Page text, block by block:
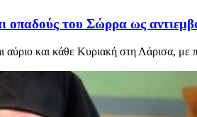
οπαδούς του Σώρρα ως
αύριο και κάθε Κυριακή στη Λάρισα,